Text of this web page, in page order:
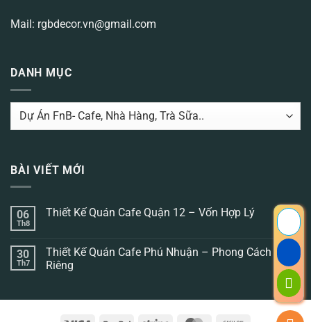
Mail: rgbdecor.vn@gmail.com
DANH MỤC
DANH
MỤC
BÀI VIẾT MỚI
06
Th8
Thiết Kế Quán Cafe Quận 12 – Vốn Hợp Lý
luận
ở
Thiết
Cafe
30
Th7
Thiết Kế Quán Cafe Phú Nhuận – Phong Cách
Riêng
bình